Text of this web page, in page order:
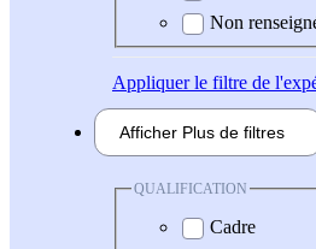
Non
Appliquerle filtre de
Afficher Plus de filtres
QUALIFICATION
Cadre